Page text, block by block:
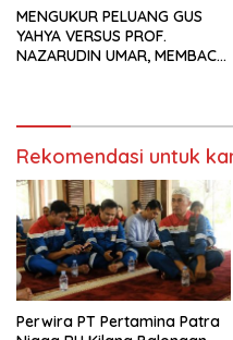
MENGUKUR PELUANG GUS
YAHYA VERSUS PROF.
NAZARUDIN UMAR, MEMBACA
Rekomendasi untuk
Perwira PT Pertamina Patra